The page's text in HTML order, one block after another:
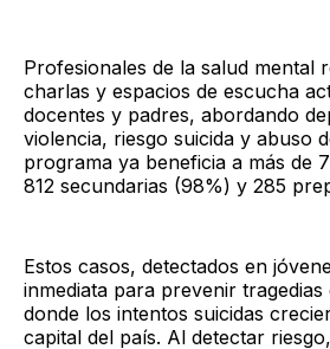
Profesionales de la salud mental
charlas y espacios de escucha
docentes y padres, abordando
violencia, riesgo suicida y abuso
programa ya beneficia a más de
812 secundarias (98%) y 285
Estos casos, detectados en
inmediata para prevenir
donde los intentos suicidas
capital del país. Al detectar